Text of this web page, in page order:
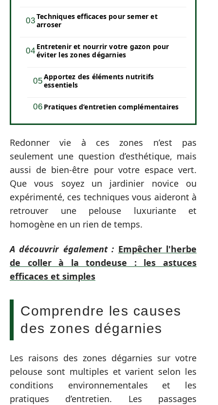
Techniques efficaces pour semer et
arroser
Entretenir et nourrir votre gazon pour
éviter les zones dégarnies
Apportez des éléments nutritifs
essentiels
Pratiques d’entretien complémentaires
Redonner vie à ces zones n’est pas
seulement une question d’esthétique, mais
aussi de bien-être pour votre espace vert.
Que vous soyez un jardinier novice ou
expérimenté, ces techniques vous aideront à
retrouver une pelouse luxuriante et
homogène en un rien de temps.
A découvrir également : Empêcher l'herbe
de coller à la tondeuse : les astuces
efficaces et simples
Comprendre les causes
des zones dégarnies
Les raisons des zones dégarnies sur votre
pelouse sont multiples et varient selon les
conditions environnementales et les
pratiques d’entretien. Les passages